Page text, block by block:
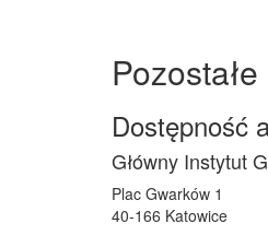
Dostępność
Główny Instytut
Plac Gwarków 1
40-166 Katowice